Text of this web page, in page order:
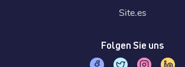
Site.es
Folgen Sie uns